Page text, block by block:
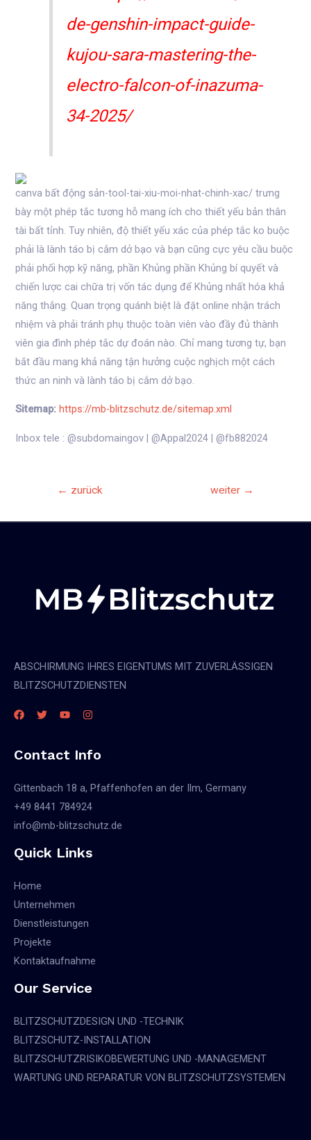
de-genshin-impact-guide-
kujou-sara-mastering-the-
electro-falcon-of-inazuma-
34-2025/
canva bất động sản-tool-tai-xiu-moi-nhat-chinh-xac/ trưng
bày một phép tắc tương hỗ mang ích cho thiết yếu bản thân
tài bất tỉnh. Tuy nhiên, độ thiết yếu xác của phép tắc ko buộc
phải là lành táo bị cắm dở bạo và bạn cũng cực yêu cầu buộc
phải phối hợp kỹ năng, phần Khủng phần Khủng bí quyết và
chiến lược cai chữa trị vốn tác dụng để Khủng nhất hóa khả
năng thắng. Quan trọng quánh biệt là đặt online nhận trách
nhiệm và phải tránh phụ thuộc toàn viên vào đầy đủ thành
viên gia đình phép tắc dự đoán nào. Chỉ mang tương tự, bạn
bắt đầu mang khả năng tận hưởng cuộc nghịch một cách
thức an ninh và lành táo bị cắm dở bạo.
Sitemap: https://mb-blitzschutz.de/sitemap.xml
Inbox tele : @subdomaingov | @Appal2024 | @fb882024
Beitrags-
← zurück weiter →
ABSCHIRMUNG IHRES EIGENTUMS MIT ZUVERLÄSSIGEN
BLITZSCHUTZDIENSTEN
Contact Info
Gittenbach 18 a, Pfaffenhofen an der Ilm, Germany
+49 8441 784924
info@mb-blitzschutz.de
Quick Links
Home
Unternehmen
Dienstleistungen
Projekte
Kontaktaufnahme
Our Service
BLITZSCHUTZDESIGN UND -TECHNIK
BLITZSCHUTZ-INSTALLATION
BLITZSCHUTZRISIKOBEWERTUNG UND -MANAGEMENT
WARTUNG UND REPARATUR VON BLITZSCHUTZSYSTEMEN